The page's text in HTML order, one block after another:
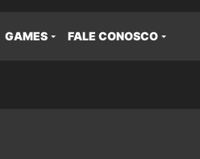
GAMES FALE CONOSCO